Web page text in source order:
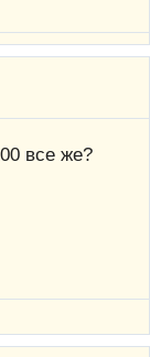
все же?